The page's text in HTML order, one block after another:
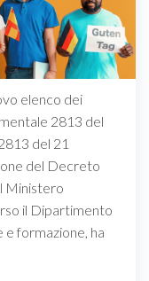
elenco dei
2813 del
del 21
del Decreto
Ministero
il Dipartimento
formazione, ha